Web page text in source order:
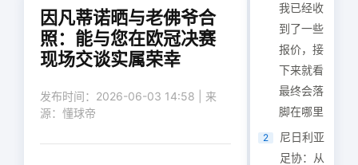
因凡蒂诺晒与老佛爷合
照：能与您在欧冠决赛
现场交谈实属荣幸
发布时间：2026-06-03 14:58 | 来
源：懂球帝
我已经收
到了一些
报价，接
下来就看
最终会落
脚在哪里
2
尼日利亚
足协：从